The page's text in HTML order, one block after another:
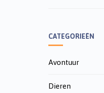
CATEGORIEËN
Avontuur
Dieren